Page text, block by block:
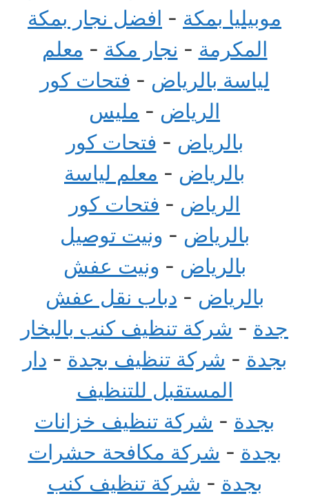
موبيليا بمكة - افضل نجار بمكة
المكرمة - نجار مكة - معلم
لياسة بالرياض - فتحات كور
الرياض - مليس
بالرياض - فتحات كور
بالرياض - معلم لياسة
الرياض - فتحات كور
بالرياض - ونيت توصيل
بالرياض - ونيت عفش
بالرياض - دباب نقل عفش
جدة - شركة تنظيف كنب بالبخار
بجدة - شركة تنظيف بجدة - دار
المستقبل للتنظيف
بجدة - شركة تنظيف خزانات
بجدة - شركة مكافحة حشرات
بجدة - شركة تنظيف كنب